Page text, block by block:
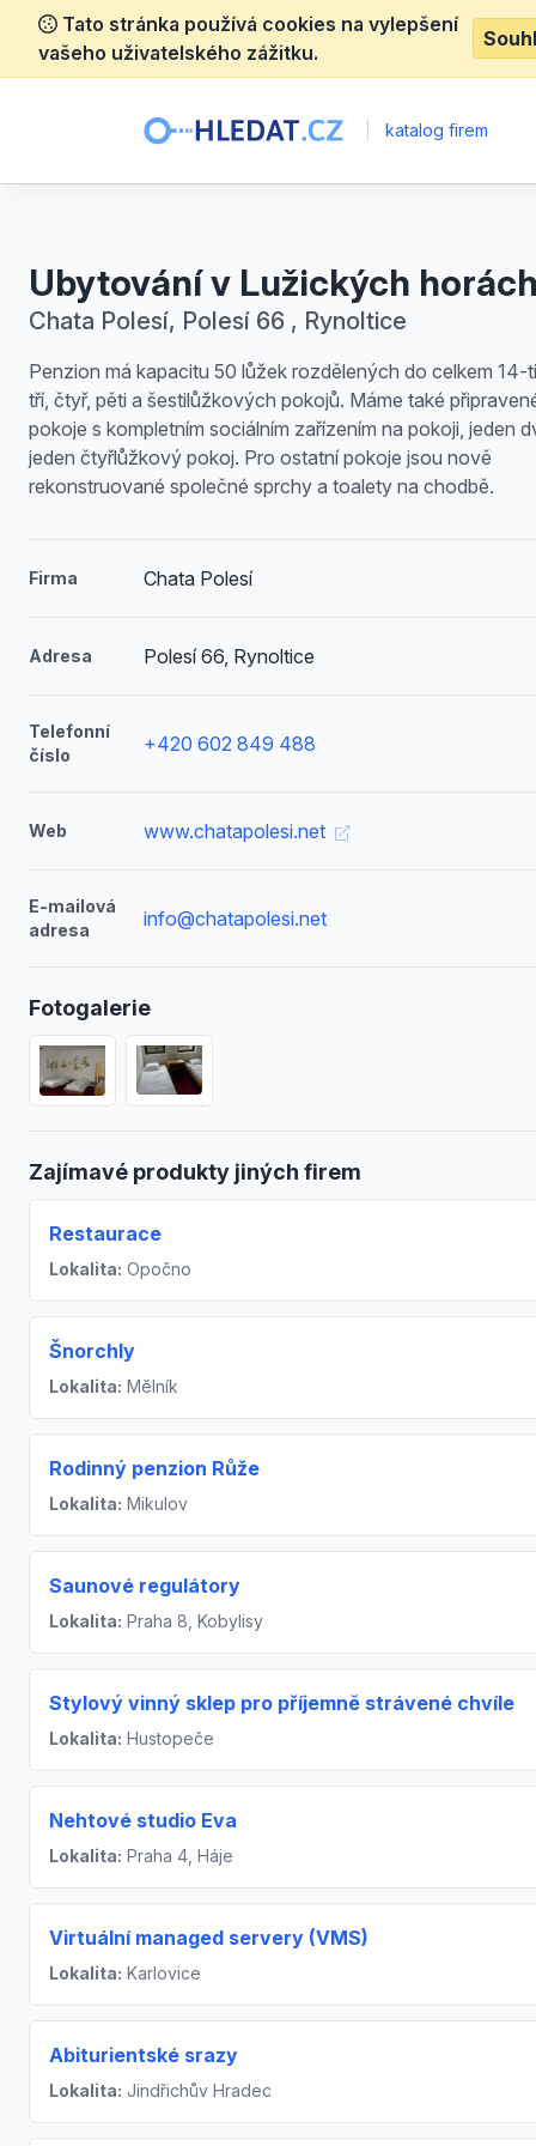
Tato stránka používá cookies na vylepšení
vašeho uživatelského zážitku.
katalog firem
Ubytování v Lužických
Chata Polesí, Polesí 66 , Rynoltice
Penzion má kapacitu 50 lůžek rozdělených do celkem 14-
tří, čtyř, pěti a šestilůžkových pokojů. Máme také
pokoje s kompletním sociálním zařízením na pokoji, jeden
jeden čtyřlůžkový pokoj. Pro ostatní pokoje jsou nově
rekonstruované společné sprchy a toalety na chodbě.
Firma Chata Polesí
Adresa Polesí 66, Rynoltice
Telefonní
číslo
+420 602 849 488
Web www.chatapolesi.net
E-mailová
adresa
info@chatapolesi.net
Fotogalerie
Zajímavé produkty jiných firem
Restaurace
Lokalita: Opočno
Šnorchly
Lokalita: Mělník
Rodinný penzion Růže
Lokalita: Mikulov
Saunové regulátory
Lokalita: Praha 8, Kobylisy
Stylový vinný sklep pro příjemně strávené chvíle
Lokalita: Hustopeče
Nehtové studio Eva
Lokalita: Praha 4, Háje
Virtuální managed servery (VMS)
Lokalita: Karlovice
Abiturientské srazy
Lokalita: Jindřichův Hradec